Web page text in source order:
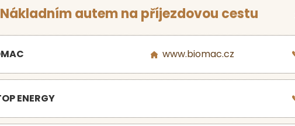
Nákladním autem na příjezdovou cestu
www.biomac.cz
ENERGY